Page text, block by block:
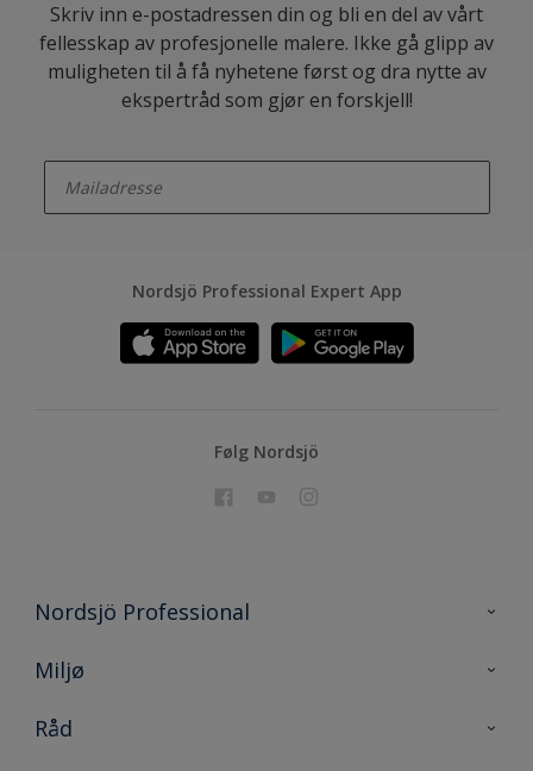
Skriv inn e-postadressen din og bli en del av vårt
fellesskap av profesjonelle malere. Ikke gå glipp av
muligheten til å få nyhetene først og dra nytte av
ekspertråd som gjør en forskjell!
Nordsjö Professional Expert App
Følg Nordsjö
Nordsjö Professional
Kontakt oss
Prosjekt
Miljø
Bærekraftig utvikling
Råd